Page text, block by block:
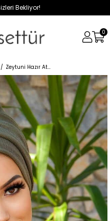
Bekliyor!
0
Zeytuni Hazır Atkılı Bone